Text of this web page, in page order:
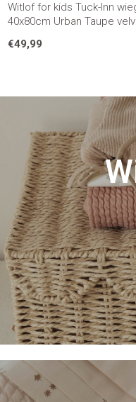
Witlof for kids Tuck-Inn
40x80cm Urban Taupe
€49,99